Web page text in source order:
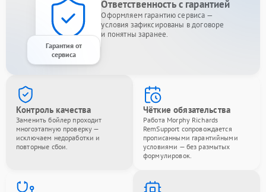
Гарантия от
сервиса
Ответственность с гарантией
Оформляем гарантию сервиса —
условия зафиксированы в договоре
и понятны заранее.
Контроль качества
Заменить бойлер проходит
многоэтапную проверку —
исключаем недоработки и
повторные сбои.
Чёткие обязательства
Работа Morphy Richards
RemSupport сопровождается
прописанными гарантийными
условиями — без размытых
формулировок.